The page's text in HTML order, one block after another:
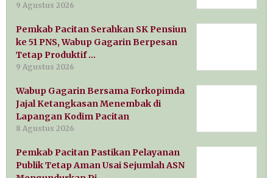
9 Agustus 2026
Pemkab Pacitan Serahkan SK Pensiun
ke 51 PNS, Wabup Gagarin Berpesan
Tetap Produktif …
9 Agustus 2026
Wabup Gagarin Bersama Forkopimda
Jajal Ketangkasan Menembak di
Lapangan Kodim Pacitan
8 Agustus 2026
Pemkab Pacitan Pastikan Pelayanan
Publik Tetap Aman Usai Sejumlah ASN